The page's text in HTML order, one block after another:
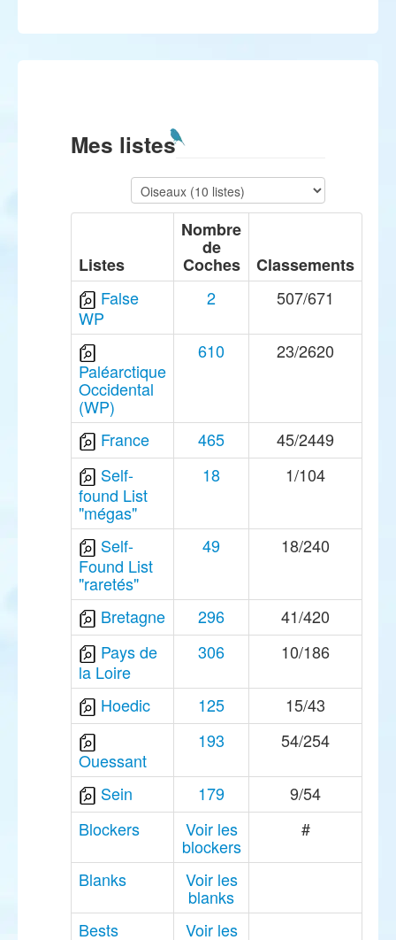
Mes listes
Listes
Nombre
de
Coches
Classements
False
WP
2 507/671
Paléarctique
Occidental
(WP)
610 23/2620
France 465
45/2449
Self-
found List
"mégas"
18 1/104
Self-
Found List
"raretés"
49 18/240
Bretagne 296
41/420
Pays de
la Loire
306 10/186
Hoedic 125 15/43
Ouessant
193 54/254
Sein 179
9/54
Blockers
Voir les
blockers
#
Blanks Voir les
blanks
Bests
Voir les